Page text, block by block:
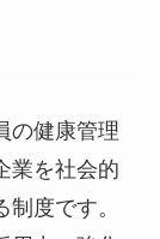
健康管理